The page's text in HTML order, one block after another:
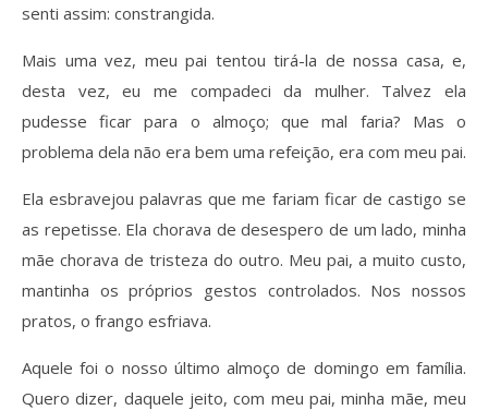
senti assim: constrangida.
Mais uma vez, meu pai tentou tirá-la de nossa casa, e,
desta vez, eu me compadeci da mulher. Talvez ela
pudesse ficar para o almoço; que mal faria? Mas o
problema dela não era bem uma refeição, era com meu pai.
Ela esbravejou palavras que me fariam ficar de castigo se
as repetisse. Ela chorava de desespero de um lado, minha
mãe chorava de tristeza do outro. Meu pai, a muito custo,
mantinha os próprios gestos controlados. Nos nossos
pratos, o frango esfriava.
Aquele foi o nosso último almoço de domingo em família.
Quero dizer, daquele jeito, com meu pai, minha mãe, meu